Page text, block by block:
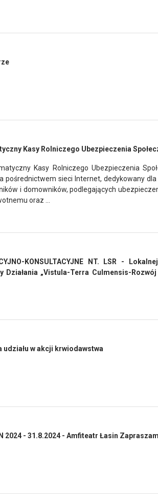
Kasy Rolniczego Ubezpieczenia
Kasy Rolniczego Ubezpieczenia
pośrednictwem sieci Internet, dedykowany dla
i domowników, podlegających
oraz ...
KONSULTACYJNE NT. LSR -
Działania „Vistula-Terra Culmensis-
w akcji krwiodawstwa
2024 - 31.8.2024 - Amfiteatr Łasin